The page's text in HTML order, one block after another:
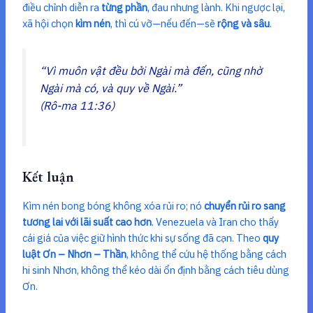
điều chỉnh diễn ra từng phần, đau nhưng lành. Khi ngược lại,
xã hội chọn kìm nén, thì cú vỡ—nếu đến—sẽ rộng và sâu.
“Vì muôn vật đều bởi Ngài mà đến, cũng nhờ
Ngài mà có, và quy về Ngài.”
(Rô-ma 11:36)
Kết luận
Kìm nén bong bóng không xóa rủi ro; nó chuyển rủi ro sang
tương lai với lãi suất cao hơn. Venezuela và Iran cho thấy
cái giá của việc giữ hình thức khi sự sống đã cạn. Theo quy
luật Ơn – Nhơn – Thần, không thể cứu hệ thống bằng cách
hi sinh Nhơn, không thể kéo dài ổn định bằng cách tiêu dùng
Ơn.